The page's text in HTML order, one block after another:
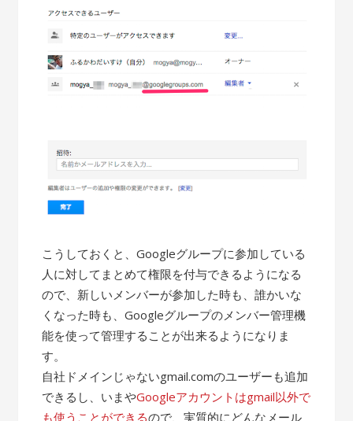
こうしておくと、Googleグループに参加している
人に対してまとめて権限を付与できるようになる
ので、新しいメンバーが参加した時も、誰かいな
くなった時も、Googleグループのメンバー管理機
能を使って管理することが出来るようになりま
す。
自社ドメインじゃないgmail.comのユーザーも追加
できるし、いまやGoogleアカウントはgmail以外で
も使うことができるので、実質的にどんなメール